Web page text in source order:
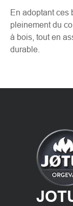
En adoptant ces
pleinement du
à bois, tout en
durable.